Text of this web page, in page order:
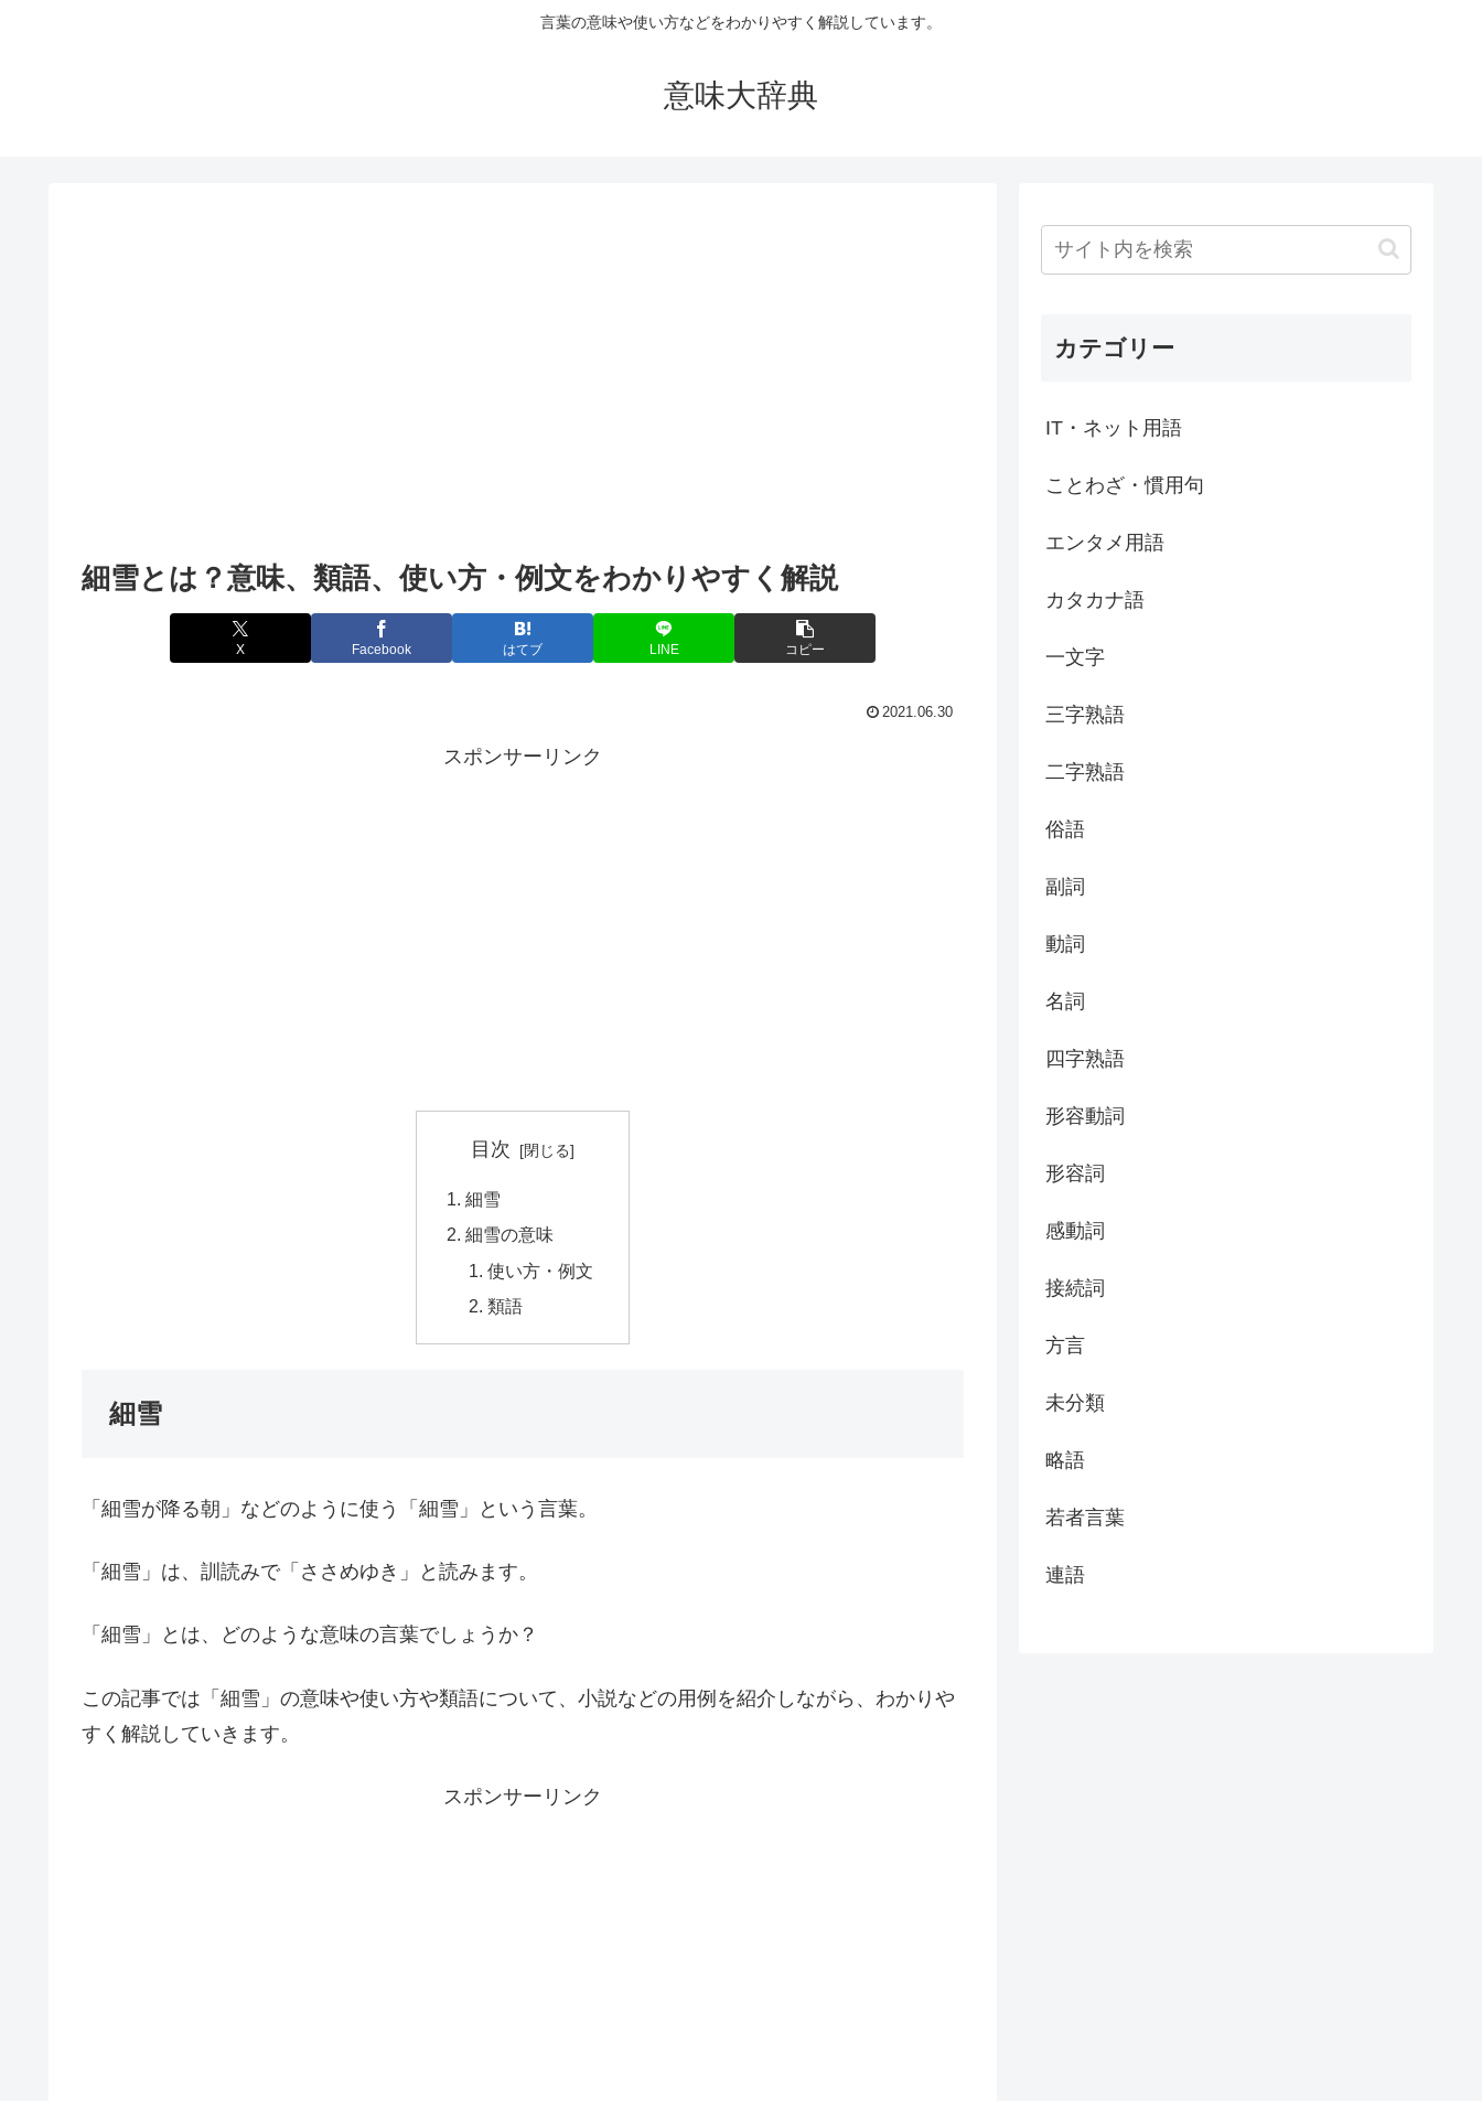
言葉の意味や使い方などをわかりやすく解説しています。
意味大辞典
細雪とは？意味、類語、使い方・例文をわかりやすく解説
X Facebook はてブ LINE コピー
2021.06.30
スポンサーリンク
目次
細雪
細雪の意味
使い方・例文
類語
細雪
「細雪が降る朝」などのように使う「細雪」という言葉。
「細雪」は、訓読みで「ささめゆき」と読みます。
「細雪」とは、どのような意味の言葉でしょうか？
この記事では「細雪」の意味や使い方や類語について、小説などの用例を紹介しながら、わかりや
すく解説していきます。
スポンサーリンク
カテゴリー
IT・ネット用語
ことわざ・慣用句
エンタメ用語
カタカナ語
一文字
三字熟語
二字熟語
俗語
副詞
動詞
名詞
四字熟語
形容動詞
形容詞
感動詞
接続詞
方言
未分類
略語
若者言葉
連語